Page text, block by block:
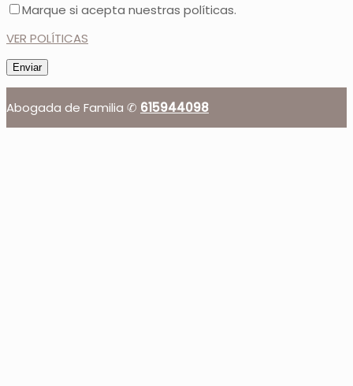
Marque si acepta nuestras políticas.
VER POLÍTICAS
Abogada de Familia ✆ 615944098